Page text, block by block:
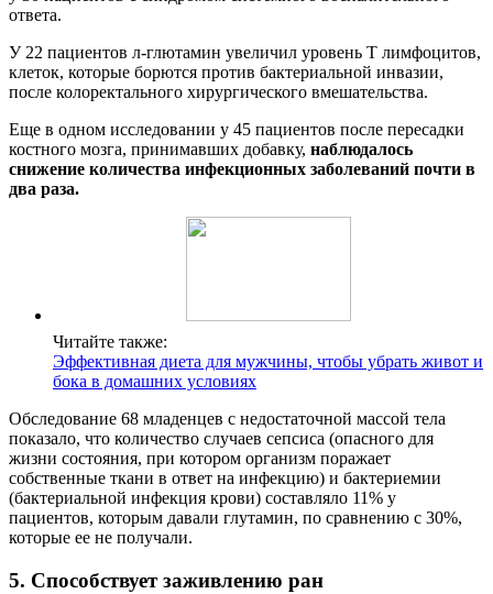
ответа.
У 22 пациентов л-глютамин увеличил уровень Т лимфоцитов,
клеток, которые борются против бактериальной инвазии,
после колоректального хирургического вмешательства.
Еще в одном исследовании у 45 пациентов после пересадки
костного мозга, принимавших добавку, наблюдалось
снижение количества инфекционных заболеваний почти в
два раза.
Читайте также:
Эффективная диета для мужчины, чтобы убрать живот и
бока в домашних условиях
Обследование 68 младенцев с недостаточной массой тела
показало, что количество случаев сепсиса (опасного для
жизни состояния, при котором организм поражает
собственные ткани в ответ на инфекцию) и бактериемии
(бактериальной инфекция крови) составляло 11% у
пациентов, которым давали глутамин, по сравнению с 30%,
которые ее не получали.
5. Способствует заживлению ран